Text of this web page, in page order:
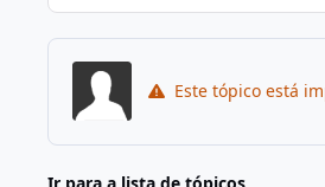
Este tópico está